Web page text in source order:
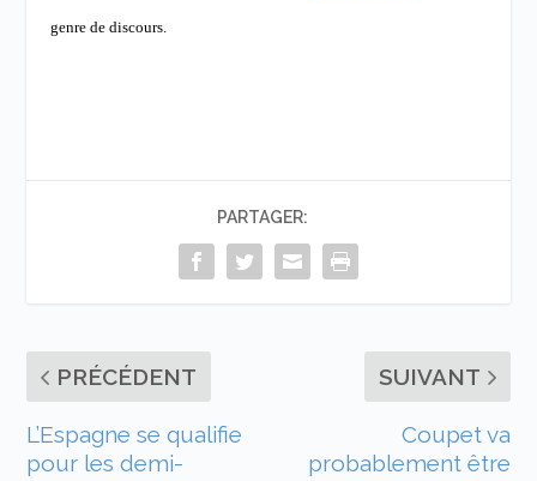
genre de discours.
PARTAGER:
PRÉCÉDENT
L’Espagne se qualifie
pour les demi-
SUIVANT
Coupet va
probablement être